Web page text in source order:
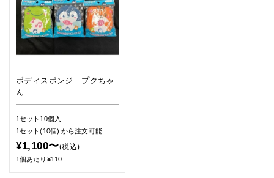
ボディスポンジ プクちゃ
ん
1セット10個入
1セット(10個)から注文可能
¥1,100〜(税込)
1個あたり¥110